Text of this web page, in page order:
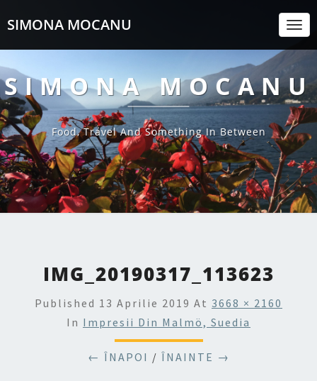
SIMONA MOCANU
SIMONA MOCANU
Food, Travel And Something In Between
IMG_20190317_113623
Published 13 Aprilie 2019 At 3668 × 2160
In Impresii Din Malmö, Suedia
← ÎNAPOI / ÎNAINTE →